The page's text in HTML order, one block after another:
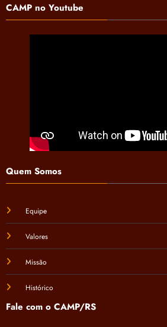
CAMP no Youtube
Quem Somos
Equipe
Valores
Missão
Histórico
Fale com o CAMP/RS